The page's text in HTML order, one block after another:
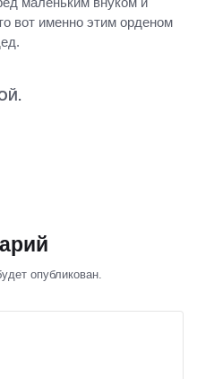
вот именно этим орденом
опубликован.